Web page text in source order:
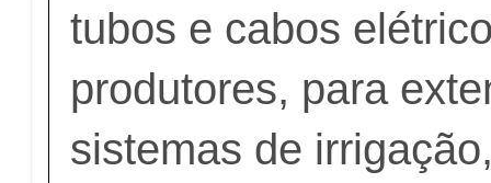
tubos e cabos
produtores, para
sistemas de